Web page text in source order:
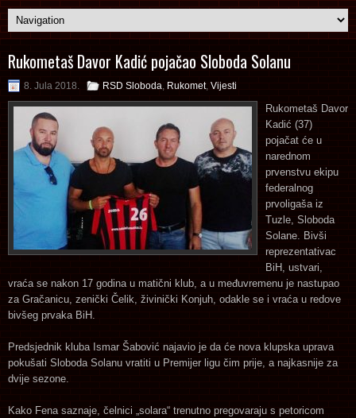
Rukometaš Davor Kadić pojačao Sloboda Solanu
8. Jula 2018. RSD Sloboda Rukomet, Vijesti
Rukometaš Davor
Kadić (37)
pojačat će u
narednom
prvenstvu ekipu
federalnog
prvoligaša iz
Tuzle, Sloboda
Solane. Bivši
reprezentativac
BiH, ustvari,
vraća se nakon 17 godina u matični klub, a u međuvremenu je nastupao
za Gračanicu, zenički Čelik, živinički Konjuh, odakle se i vraća u redove
bivšeg prvaka BiH.
Predsjednik kluba Ismar Šabović najavio je da će nova klupska uprava
pokušati Sloboda Solanu vratiti u Premijer ligu čim prije, a najkasnije za
dvije sezone.
Kako Fena saznaje, čelnici „solara“ trenutno pregovaraju s petoricom